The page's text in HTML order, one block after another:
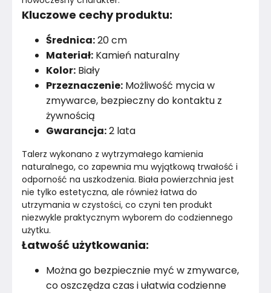
Kluczowe cechy produktu:
Średnica:20 cm
Materiał: Kamień naturalny
Kolor: Biały
Przeznaczenie: Możliwość mycia w
zmywarce, bezpieczny do kontaktu z
żywnością
Gwarancja:2 lata
Talerz wykonano z wytrzymałego kamienia
naturalnego, co zapewnia mu wyjątkową trwałość i
odporność na uszkodzenia. Biała powierzchnia jest
nie tylko estetyczna, ale również łatwa do
utrzymania w czystości, co czyni ten produkt
niezwykle praktycznym wyborem do codziennego
użytku.
Łatwość użytkowania:
Można go bezpiecznie myć w zmywarce,
co oszczędza czas i ułatwia codzienne